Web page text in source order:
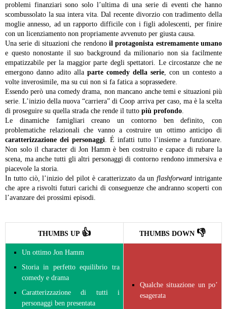
problemi finanziari sono solo l’ultima di una serie di eventi che hanno
scombussolato la sua intera vita. Dal recente divorzio con tradimento della
moglie annesso, ad un rapporto difficile con i figli adolescenti, per finire
con un licenziamento non propriamente avvenuto per giusta causa.
Una serie di situazioni che rendono il protagonista estremamente umano
e questo nonostante il suo background da milionario non sia facilmente
empatizzabile per la maggior parte degli spettatori. Le circostanze che ne
emergono danno adito alla parte comedy della serie, con un contesto a
volte inverosimile, ma su cui non si fa fatica a soprassedere.
Essendo però una comedy drama, non mancano anche temi e situazioni più
serie. L’inizio della nuova “carriera” di Coop arriva per caso, ma è la scelta
di proseguire su quella strada che rende il tutto più profondo.
Le dinamiche famigliari creano un contorno ben definito, con
problematiche relazionali che vanno a costruire un ottimo anticipo di
caratterizzazione dei personaggi. É infatti tutto l’insieme a funzionare.
Non solo il character di Jon Hamm è ben costruito e capace di rubare la
scena, ma anche tutti gli altri personaggi di contorno rendono immersiva e
piacevole la storia.
In tutto ciò, l’inizio del pilot è caratterizzato da unflashforward intrigante
che apre a risvolti futuri carichi di conseguenze che andranno scoperti con
l’avanzare dei prossimi episodi.
THUMBS UP 👍 THUMBS DOWN 👎
Un ottimo Jon Hamm
Storia in perfetto equilibrio tra
comedy e drama
Caratterizzazione di tutti i
personaggi ben presentata
Qualche situazione un po’
esagerata